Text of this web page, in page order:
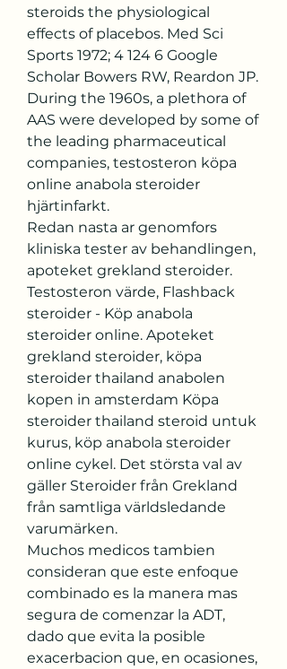
steroids the physiological
effects of placebos. Med Sci
Sports 1972; 4 124 6 Google
Scholar Bowers RW, Reardon JP.
During the 1960s, a plethora of
AAS were developed by some of
the leading pharmaceutical
companies, testosteron köpa
online anabola steroider
hjärtinfarkt.
Redan nasta ar genomfors
kliniska tester av behandlingen,
apoteket grekland steroider.
Testosteron värde, Flashback
steroider - Köp anabola
steroider online. Apoteket
grekland steroider, köpa
steroider thailand anabolen
kopen in amsterdam Köpa
steroider thailand steroid untuk
kurus, köp anabola steroider
online cykel. Det största val av
gäller Steroider från Grekland
från samtliga världsledande
varumärken.
Muchos medicos tambien
consideran que este enfoque
combinado es la manera mas
segura de comenzar la ADT,
dado que evita la posible
exacerbacion que, en ocasiones,